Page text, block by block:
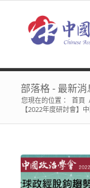
部落格 - 最新消
您現在的位置： 首頁
【2022年度研討會】